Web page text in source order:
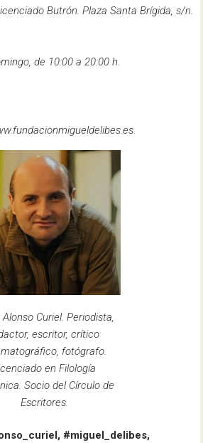
Butrón. Plaza Santa Brígida, s/n.
de 10:00 a 20:00 h.​
Curiel. Periodista,
escritor, crítico
fotógrafo.
en Filología
Socio del Círculo de
Escritores.
#miguel_delibes,